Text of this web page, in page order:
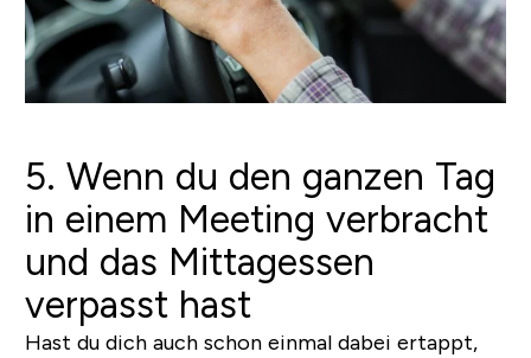
5. Wenn du den ganzen Tag
in einem Meeting verbracht
und das Mittagessen
verpasst hast
Hast du dich auch schon einmal dabei ertappt,